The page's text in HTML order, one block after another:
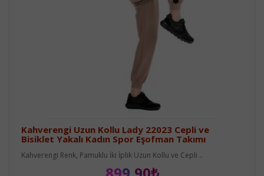
Kahverengi Uzun Kollu Lady 22023 Cepli ve
Bisiklet Yakalı Kadın Spor Eşofman Takımı
Kahverengi Renk, Pamuklu İki İplik Uzun Kollu ve Cepli ..